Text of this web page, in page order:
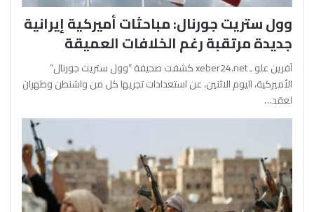
وول ستريت جورنال: مباحثات أميركية إيرانية
جديدة مرتقبة رغم الخلافات العميقة
آفرين علو ـ xeber24.net كشفت صحيفة “وول ستريت جورنال”
الأميركية، اليوم الاثنين، عن استعدادات تجريها كل من واشنطن وطهران
لعقد…